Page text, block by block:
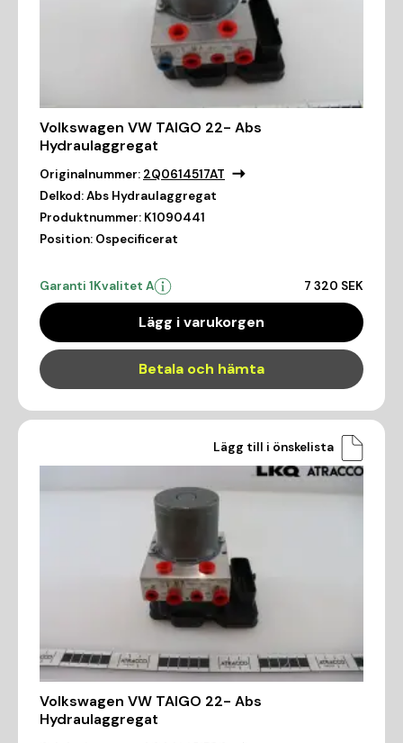
Volkswagen VW TAIGO 22- Abs
Hydraulaggregat
Originalnummer: 2Q0614517AT
Delkod:Abs Hydraulaggregat
Produktnummer: K1090441
Position: Ospecificerat
Garanti 1Kvalitet A 7 320 SEK
Lägg i varukorgen
Betala och hämta
Lägg till i önskelista
Volkswagen VW TAIGO 22- Abs
Hydraulaggregat